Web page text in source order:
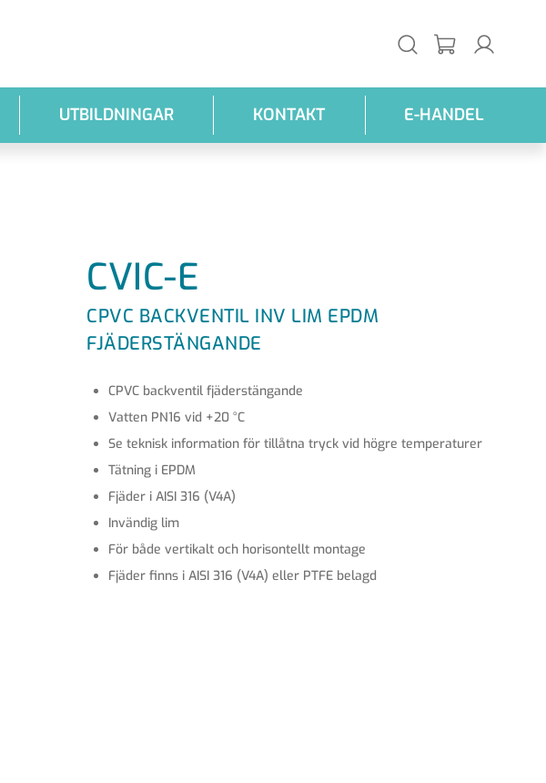
UTBILDNINGAR KONTAKT E-HANDEL
CVIC-E
CPVC BACKVENTIL INV LIM EPDM
FJÄDERSTÄNGANDE
CPVC backventil fjäderstängande
Vatten PN16 vid +20 °C
Se teknisk information för tillåtna tryck vid högre temperaturer
Tätning i EPDM
Fjäder i AISI 316 (V4A)
Invändig lim
För både vertikalt och horisontellt montage
Fjäder finns i AISI 316 (V4A) eller PTFE belagd